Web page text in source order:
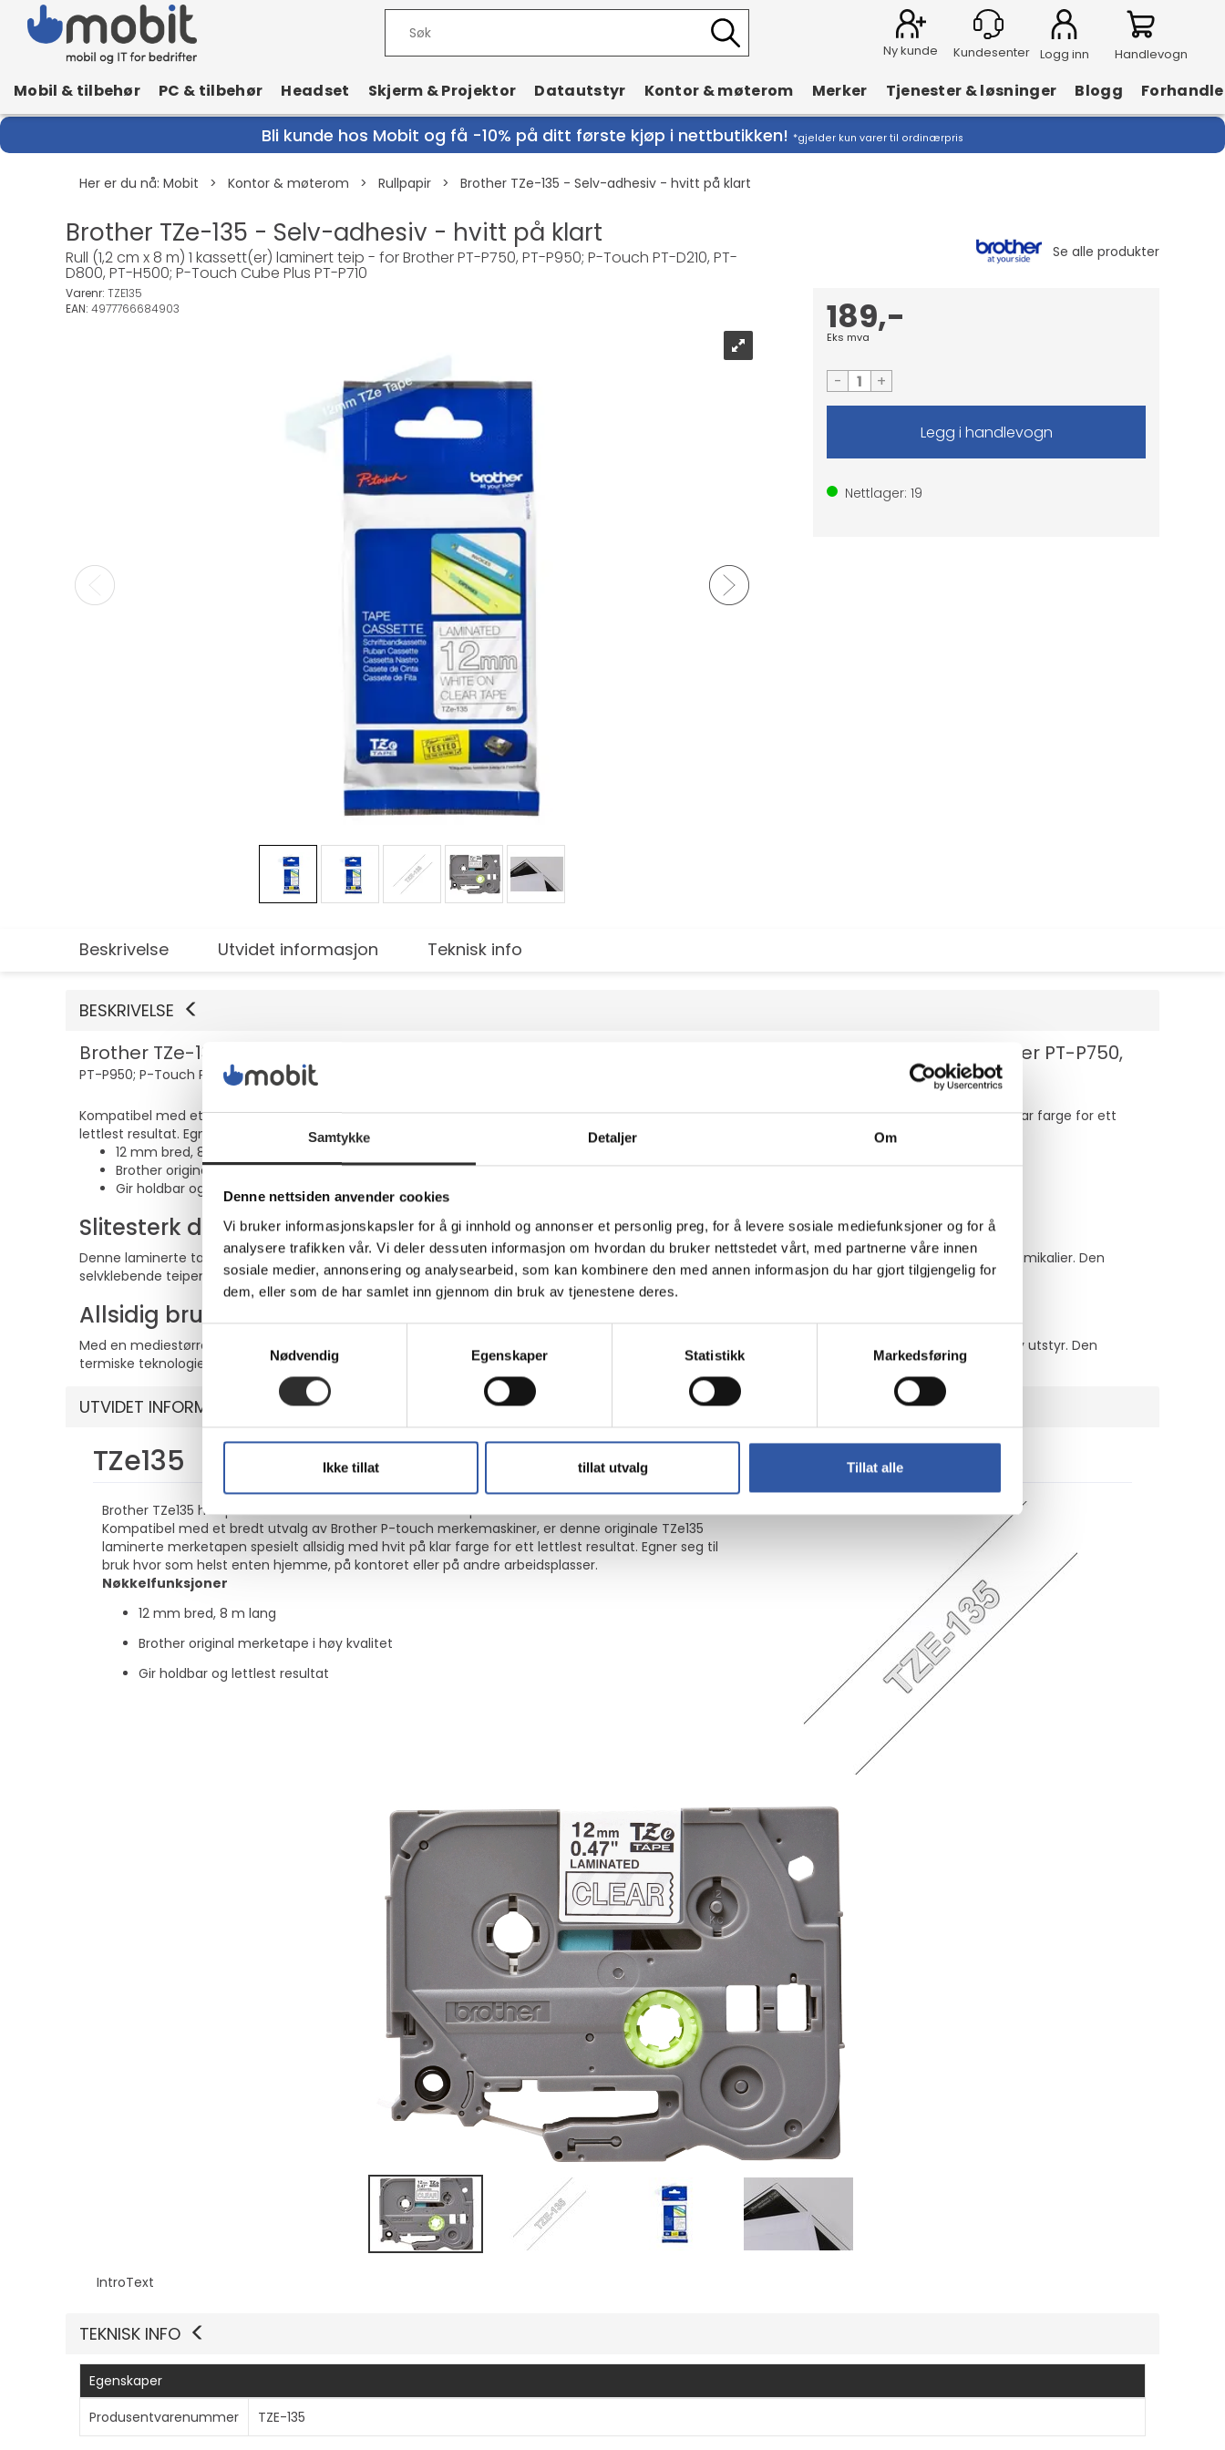
Samtykke Detaljer Om
Denne nettsiden anvender cookies
Vi bruker informasjonskapsler for å gi innhold og annonser et personlig preg, for å levere sosiale mediefunksjoner og for å
analysere trafikken vår. Vi deler dessuten informasjon om hvordan du bruker nettstedet vårt, med partnerne våre innen
sosiale medier, annonsering og analysearbeid, som kan kombinere den med annen informasjon du har gjort tilgjengelig for
dem, eller som de har samlet inn gjennom din bruk av tjenestene deres.
Nødvendig
Egenskaper Statistikk Markedsføring
Ikke tillat tillat utvalg Tillat alle
Ny kunde Logg inn Handlevogn
Mobil & tilbehør PC & tilbehør Headset Skjerm & Projektor Datautstyr Kontor & møterom Merker Tjenester & løsninger Blogg
Bli kunde hos Mobit og få -10% på ditt første kjøp i nettbutikken! *gjelder kun varer til ordinærpris
Her er du nå: Mobit > Kontor & møterom > Rullpapir > Brother TZe-135 - Selv-adhesiv - hvitt på klart
Brother TZe-135 - Selv-adhesiv - hvitt på klart
Rull (1,2 cm x 8 m) 1 kassett(er) laminert teip - for Brother PT-P750, PT-P950; P-Touch PT-D210, PT-
D800, PT-H500; P-Touch Cube Plus PT-P710
Varenr: TZE135
EAN: 4977766684903 189,-
Eks mva
- +
Nettlager: 19
Beskrivelse Utvidet informasjon Teknisk info
BESKRIVELSE
Brother TZe-135 - Selv-adhesiv - hvitt på klart - Rull (1,2 cm x 8 m) 1 kassett(er) laminert teip - for Brother PT-P750,
PT-P950; P-Touch PT-D210, PT-D800, PT-H500; P-Touch Cube Plus PT-P710
Kompatibel med et bredt utvalg av Brother P-touch merkemaskiner, er denne originale TZe135 laminerte merketapen spesielt allsidig med hvit på klar farge for ett
lettlest resultat. Egner seg til bruk hvor som helst enten hjemme, på kontoret eller på andre arbeidsplasser.
12 mm bred, 8 m lang
Brother original merketape i høy kvalitet
Gir holdbar og lettlest resultat
Slitesterk design
Denne laminerte tapen er laget for både innendørs og utendørs bruk og er konstruert for å tåle tøffe forhold, inkludert slitasje og eksponering for kjemikalier. Den
selvklebende teipen sørger for at etiketter, klistremerker og kort sitter sikkert og lenge.
Allsidig bruk
Med en mediestørrelse på Roll (1,2 cm x 8 m) gir dette produktet god lengde for ulike typer merking, fra organisering av kontorrekvisita til merking av utstyr. Den
termiske teknologien sikrer tydelige, leselige utskrifter hver gang.
Vis mer
UTVIDET INFORMASJON
TZe135
Brother TZe135 hvit på klar selvklebende laminert merketape – 12 mm bred
Kompatibel med et bredt utvalg av Brother P-touch merkemaskiner, er denne originale TZe135
laminerte merketapen spesielt allsidig med hvit på klar farge for ett lettlest resultat. Egner seg til
bruk hvor som helst enten hjemme, på kontoret eller på andre arbeidsplasser.
Nøkkelfunksjoner
12 mm bred, 8 m lang
Brother original merketape i høy kvalitet
Gir holdbar og lettlest resultat
IntroText
Vis mer
TEKNISK INFO
Egenskaper
Produsentvarenummer
TZE-135